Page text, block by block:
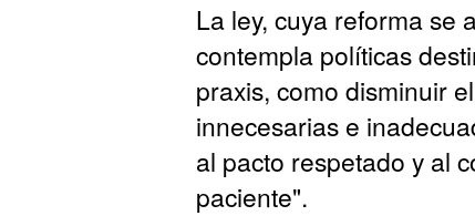
La ley, cuya reforma se
contempla políticas
praxis, como disminuir
innecesarias e
al pacto respetado y al
paciente".